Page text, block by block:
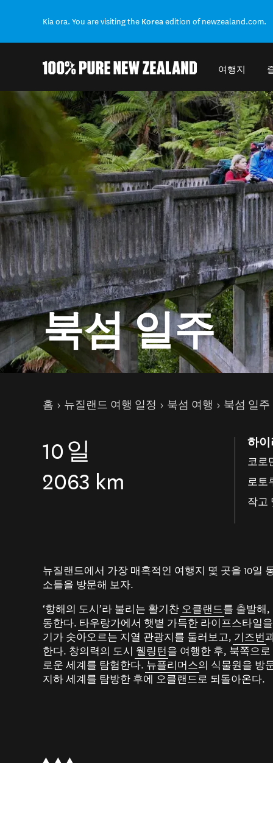
Kia ora. You are visiting the Koreaedition of newzealand.com.
여행지
Back to my results
북섬 일주
현재 페이지
홈 뉴질랜드 여행 일정 북섬 여행 북섬 일주
10일
2063 km
하
코로
로토
작고
뉴질랜드에서 가장 매혹적인 여행지 몇 곳을 10일
소들을 방문해 보자.
‘항해의 도시’라 불리는 활기찬 오클랜드를 출발해
동한다. 타우랑가에서 햇볕 가득한 라이프스타일
기가 솟아오르는 지열 관광지를 둘러보고, 기즈번
한다. 창의력의 도시 웰링턴을 여행한 후, 북쪽으
로운 세계를 탐험한다. 뉴플리머스의 식물원을 방
지하 세계를 탐방한 후에 오클랜드로 되돌아온다.